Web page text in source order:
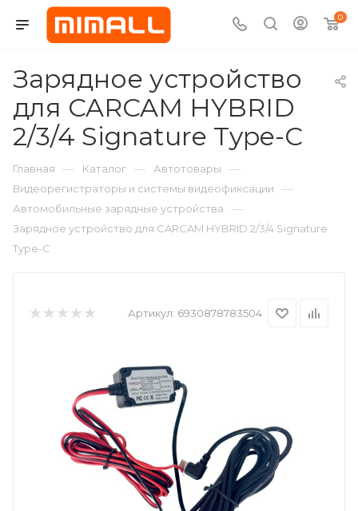
0
Зарядное устройство
для CARCAM HYBRID
2/3/4 Signature Type-C
Главная — Каталог — Автотовары —
Видеорегистраторы и системы видеофиксации —
Автомобильные зарядные устройства —
Зарядное устройство для CARCAM HYBRID 2/3/4 Signature
Type-C
Артикул: 6930878783504